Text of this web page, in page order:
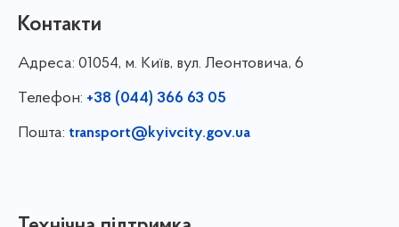
Контакти
Адреса: 01054, м. Київ, вул. Леонтовича, 6
Телефон: +38 (044) 366 63 05
Пошта: transport@kyivcity.gov.ua